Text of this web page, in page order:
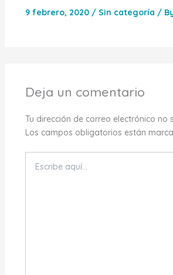
9 febrero, 2020 / Sin categoría /
Deja un comentario
Tu dirección de correo electrónico no
Los campos obligatorios están
aquí...